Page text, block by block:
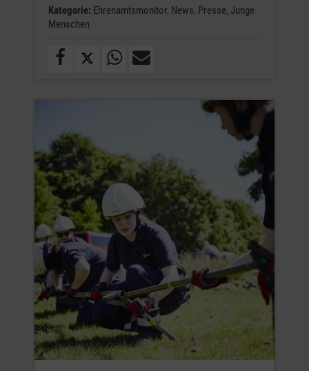
Kategorie: Ehrenamtsmonitor, News, Presse, Junge
Menschen